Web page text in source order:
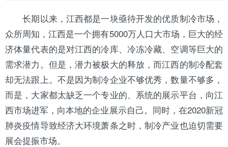
长期以来， 江西都是一块亟待开发的优质制冷市场，
众所周知，江西是一个拥有5000万人口大市场，巨大的经
济体量代表的是对江西的冷库、冷冻冷藏、 空调等巨大的
需求潜力。但是，潜力被极大的释放，而江西的制冷配套
却无法跟上。不是因为制冷企业不够优秀，数量不够多，
而是，大家都太缺乏一个专业的、系统的展示平台，向江
西市场进军，向本地的企业展示自己。同时，在2020新冠
肺炎疫情导致经济大环境萧条之时，制冷产业也迫切需要
展会提振市场。